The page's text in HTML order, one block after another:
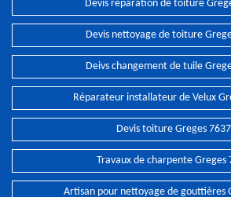
Devis réparation de toiture
Devis nettoyage de toiture
Deivs changement de tuile
Réparateur installateur de Velux
Devis toiture Greges
Travaux de charpente Greges
Artisan pour nettoyage de gouttières